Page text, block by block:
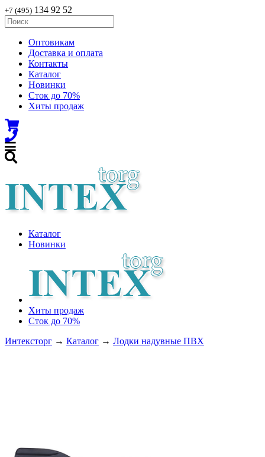
+7 (495) 134 92 52
Оптовикам
Доставка и оплата
Контакты
Каталог
Новинки
Сток до 70%
Хиты продаж
Каталог
Новинки
Хиты продаж
Сток до 70%
Интексторг → Каталог → Лодки надувные ПВХ